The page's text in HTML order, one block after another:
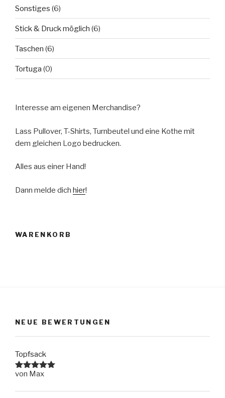
Sonstiges (6)
Stick & Druck möglich (6)
Taschen (6)
Tortuga (0)
Interesse am eigenen Merchandise?
Lass Pullover, T-Shirts, Turnbeutel und eine Kothe mit
dem gleichen Logo bedrucken.
Alles aus einer Hand!
Dann melde dich hier!
WARENKORB
NEUE BEWERTUNGEN
Topfsack
Bewertet
5
von Max